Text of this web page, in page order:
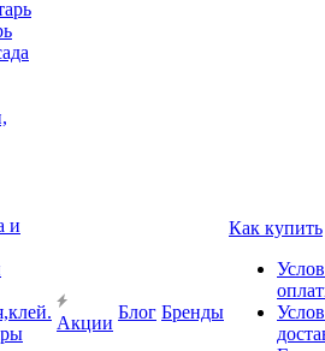
Акции
Блог Бренды
Как купить